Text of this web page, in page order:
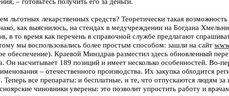
льготных лекарственных средств? Теоретически такая
как выяснилось, на стендах в медучреждении на Богдана
в то время как перечень в справочной службе предлагают
мы воспользовались более простым способом: зашли на сайт
обеспечение). Краевой Минздрав разместил здесь обновленный
Он насчитывает 189 позиций и имеет несколько особенностей. Во-
– отечественного производства. Их закупка обходится
все препараты: и бесплатные, и те, что отпускаются людям за
чиновники уверены: это позволит упростить работу и